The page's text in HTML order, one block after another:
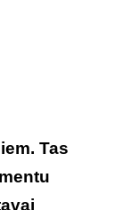
Tas